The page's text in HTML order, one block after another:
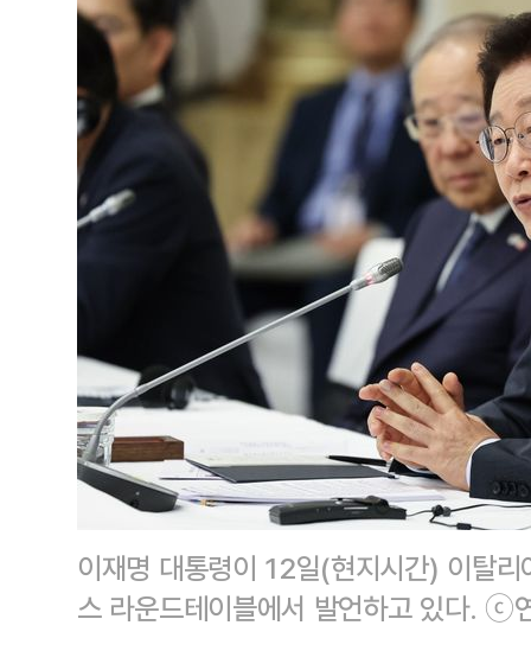
이재명 대통령이 12일(현지시간) 이탈
스 라운드테이블에서 발언하고 있다. ⓒ